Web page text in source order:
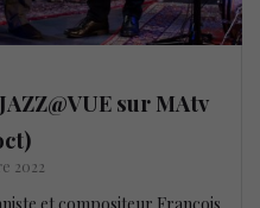
sur MAtv
2022